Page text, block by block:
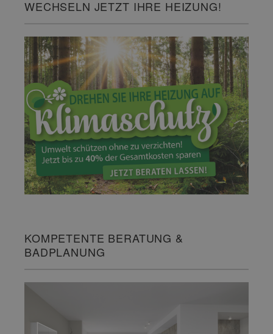
WECHSELN JETZT IHRE HEIZUNG!
KOMPETENTE BERATUNG &
BADPLANUNG